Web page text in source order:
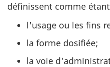
définissent comme
l'usage ou les fins
la forme dosifiée;
la voie